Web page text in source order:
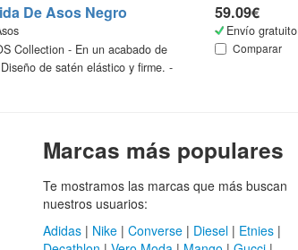
De Asos Negro
Collection - En un acabado de
de satén elástico y firme. -
59.09€
Envío gratuito
Comparar
Marcas más populares
Te mostramos las marcas que más buscan
nuestros usuarios:
Adidas | Nike |Converse | Diesel | Etnies |